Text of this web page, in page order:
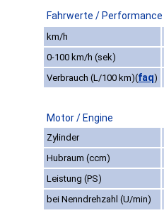
Fahrwerte / Performance
km/h
0-100 km/h (sek)
Verbrauch (L/100 km)(faq)
Motor / Engine
Zylinder
Hubraum (ccm)
Leistung (PS)
bei Nenndrehzahl (U/min)